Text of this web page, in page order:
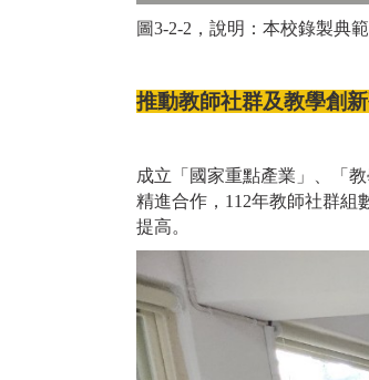
圖3-2-2，說明：本校錄製典
推動教師社群及教學創
成立「國家重點產業」、「
精進合作，112年教師社群組
提高。